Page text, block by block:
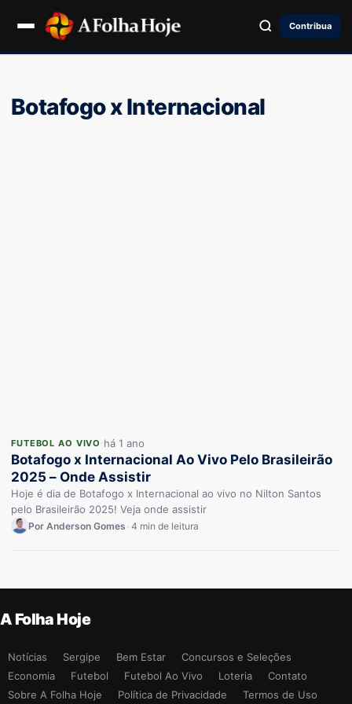
Contribua
Botafogo x Internacional
FUTEBOL AO VIVO há 1 ano
Botafogo x Internacional Ao Vivo Pelo Brasileirão
2025 – Onde Assistir
Hoje é dia de Botafogo x Internacional ao vivo no Nilton Santos
pelo Brasileirão 2025! Veja onde assistir
Por Anderson Gomes 4 min de leitura
A Folha Hoje
Notícias Sergipe Bem Estar
Concursos e Seleções
Economia
Futebol Futebol Ao Vivo Loteria
Contato
Sobre A Folha Hoje
Política de Privacidade Termos de Uso